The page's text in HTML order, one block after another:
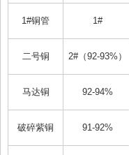
1#铜管 1#
二号铜 2#（92-93%）
马达铜 92-94%
破碎紫铜 91-92%